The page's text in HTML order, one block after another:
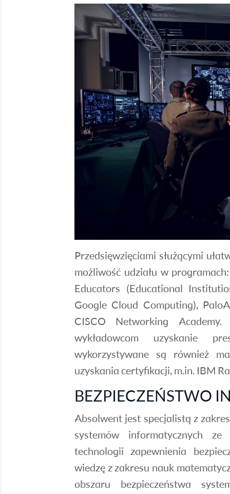
Przedsięwzięciami służącymi
możliwość udziału w
Educators (Educational
Google Cloud Computing),
CISCO Networking
wykładowcom uzyskanie
wykorzystywane są również
uzyskania certyfikacji, m.in. IBM
BEZPIECZEŃSTWO
Absolwent jest specjalistą z
systemów informatycznych
technologii zapewnienia
wiedzę z zakresu nauk
obszaru bezpieczeństwa